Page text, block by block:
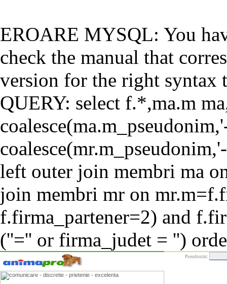
EROARE MYSQL: You
check the manual that
version for the right syntax
QUERY: select f.*,ma.m
left outer join membri ma
join membri mr on
f.firma_partener=2) and
(''='' or firma_judet = '')
Pseudonim: